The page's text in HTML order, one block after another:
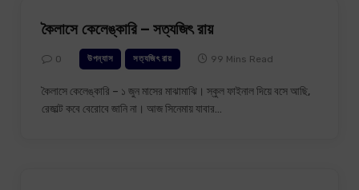
কৈলাসে কেলেঙ্কারি – সত্যজিৎ রায়
0 উপন্যাস সত্যজিৎ রায় 99 Mins Read
কৈলাসে কেলেঙ্কারি – ১ জুন মাসের মাঝামাঝি। স্কুল ফাইনাল দিয়ে বসে আছি,
রেজাল্ট কবে বেরোবে জানি না। আজ সিনেমায় যাবার…